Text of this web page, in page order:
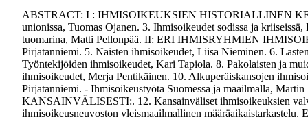
ABSTRACT: I : IHMISOIKEUKSIEN HISTORIALLINEN
unionissa, Tuomas Ojanen. 3. Ihmisoikeudet sodissa ja
tuomarina, Matti Pellonpää. II: ERI IHMISRYHMIEN
Pirjatanniemi. 5. Naisten ihmisoikeudet, Liisa Nieminen. 6.
Työntekijöiden ihmisoikeudet, Kari Tapiola. 8. Pakolaisten ja
ihmisoikeudet, Merja Pentikäinen. 10. Alkuperäiskansojen
Pirjatanniemi. - Ihmisoikeustyöta Suomessa ja maailmalla,
KANSAINVÄLISESTI:. 12. Kansainväliset ihmisoikeuksien
ihmisoikeusneuvoston yleismaailmallinen